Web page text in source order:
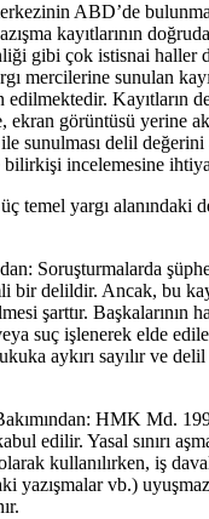
ABD’de
kayıtlarının
gibi çok istisnai haller
mercilerine sunulan
edilmektedir. Kayıtların
ekran görüntüsü yerine
sunulması delil değerini
bilirkişi incelemesine
temel yargı alanındaki
Soruşturmalarda
bir delildir. Ancak, bu
şarttır. Başkalarının
suç işlenerek elde
aykırı sayılır ve
HMK Md.
edilir. Yasal sınırı
kullanılırken, iş
yazışmalar vb.)